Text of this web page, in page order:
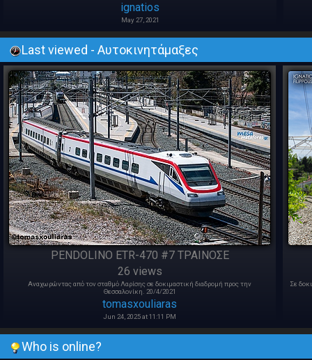
ignatios
May 27, 2021
Last viewed - Αυτοκινητάμαξες
PENDOLINO ETR-470 #7 ΤΡΑΙΝΟΣΕ
26 views
Αναχωρώντας από τον σταθμό Λαρίσης σε δοκιμαστική διαδρομή προς την
Θεσσαλονίκη. 20/4/2021
tomasxouliaras
Jun 24, 2025 at 11:11 PM
Σε
Who is online?